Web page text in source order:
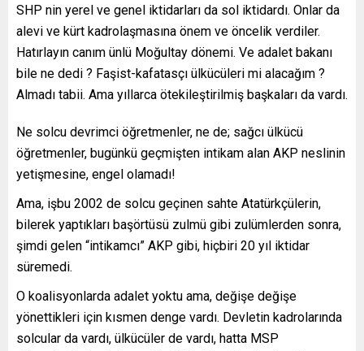
SHP nin yerel ve genel iktidarları da sol iktidardı. Onlar da
alevi ve kürt kadrolaşmasına önem ve öncelik verdiler.
Hatırlayın canım ünlü Moğultay dönemi. Ve adalet bakanı
bile ne dedi ? Faşist-kafatasçı ülkücüleri mi alacağım ?
Almadı tabii. Ama yıllarca ötekileştirilmiş başkaları da vardı.
Ne solcu devrimci öğretmenler, ne de; sağcı ülkücü
öğretmenler, bugünkü geçmişten intikam alan AKP neslinin
yetişmesine, engel olamadı!
Ama, işbu 2002 de solcu geçinen sahte Atatürkçülerin,
bilerek yaptıkları başörtüsü zulmü gibi zulümlerden sonra,
şimdi gelen “intikamcı” AKP gibi, hiçbiri 20 yıl iktidar
süremedi.
O koalisyonlarda adalet yoktu ama, değişe değişe
yönettikleri için kısmen denge vardı. Devletin kadrolarında
solcular da vardı, ülkücüler de vardı, hatta MSP